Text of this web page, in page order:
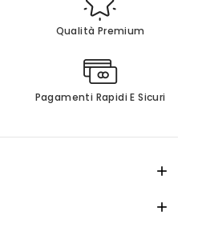
Qualità Premium
Pagamenti Rapidi E Sicuri

